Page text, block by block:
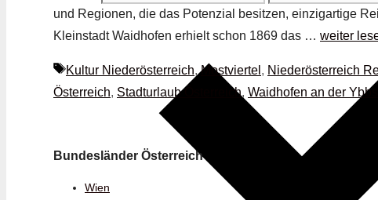
und Regionen, die das Potenzial besitzen, einzigartige
Kleinstadt Waidhofen erhielt schon 1869 das … weiter
Schlagwörter
Kultur Niederösterreich,Mostviertel , Niederösterreich
Österreich, Stadturlaub Österreich, Waidhofen an der Ybbs
Bundesländer Österreich
Wien